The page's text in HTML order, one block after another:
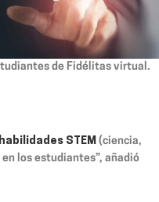
de Fidélitas virtual.
habilidades STEM (ciencia,
los estudiantes”, añadió